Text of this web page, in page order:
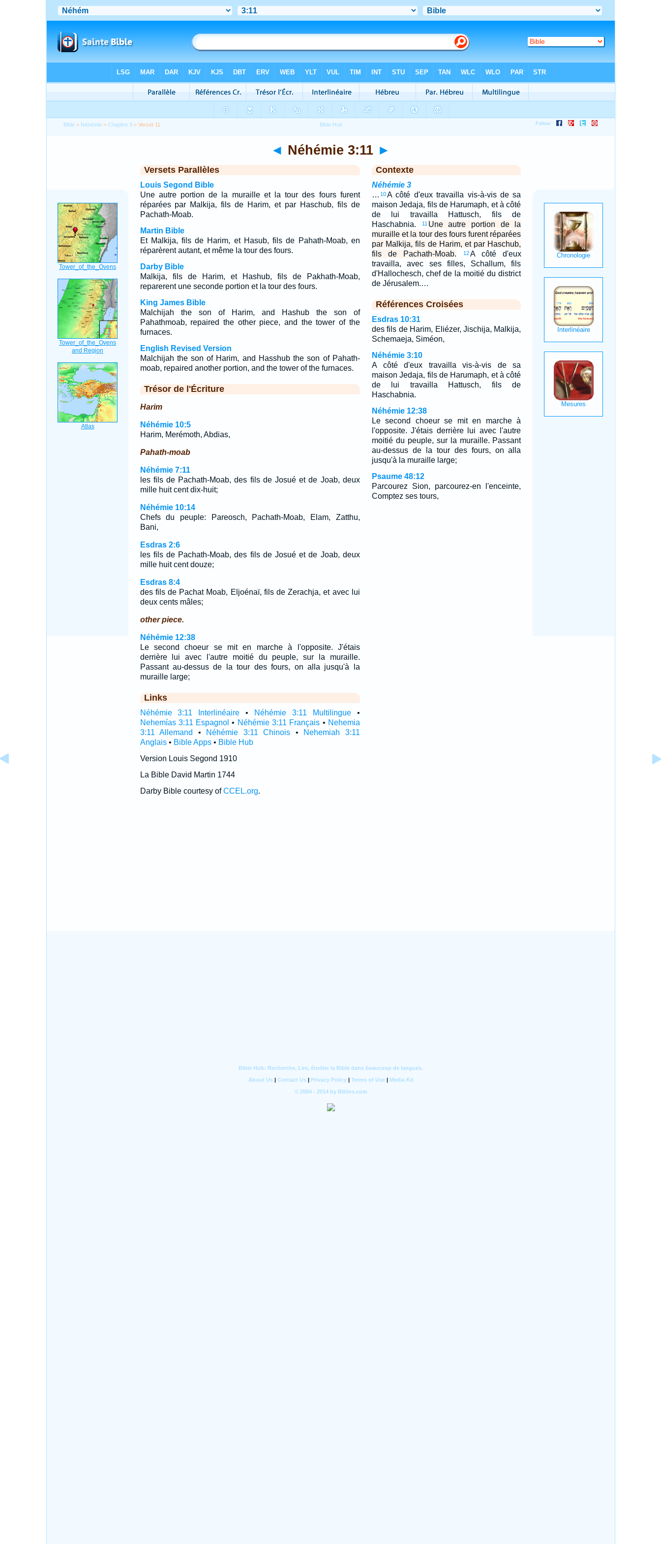
Bible > Néhémie >Chapitre 3 > Verset 11
◄ Néhémie 3:11 ►
Versets Parallèles
Louis Segond Bible
Une autre portion de la muraille et la tour des fours furent
réparées par Malkija, fils de Harim, et par Haschub, fils de
Pachath-Moab.
Martin Bible
Et Malkija, fils de Harim, et Hasub, fils de Pahath-Moab, en
réparèrent autant, et même la tour des fours.
Darby Bible
Malkija, fils de Harim, et Hashub, fils de Pakhath-Moab,
reparerent une seconde portion et la tour des fours.
King James Bible
Malchijah the son of Harim, and Hashub the son of
Pahathmoab, repaired the other piece, and the tower of the
furnaces.
English Revised Version
Malchijah the son of Harim, and Hasshub the son of Pahath-
moab, repaired another portion, and the tower of the furnaces.
Trésor de l'Écriture
Harim
Néhémie 10:5
Harim, Merémoth, Abdias,
Pahath-moab
Néhémie 7:11
les fils de Pachath-Moab, des fils de Josué et de Joab, deux
mille huit cent dix-huit;
Néhémie 10:14
Chefs du peuple: Pareosch, Pachath-Moab, Elam, Zatthu,
Bani,
Esdras 2:6
les fils de Pachath-Moab, des fils de Josué et de Joab, deux
mille huit cent douze;
Esdras 8:4
des fils de Pachat Moab, Eljoénaï, fils de Zerachja, et avec lui
deux cents mâles;
other piece.
Néhémie 12:38
Le second choeur se mit en marche à l'opposite. J'étais
derrière lui avec l'autre moitié du peuple, sur la muraille.
Passant au-dessus de la tour des fours, on alla jusqu'à la
muraille large;
Links
Néhémie 3:11 Interlinéaire • Néhémie 3:11 Multilingue •
Nehemías 3:11 Espagnol • Néhémie 3:11 Français • Nehemia
3:11 Allemand
• Néhémie 3:11 Chinois • Nehemiah 3:11
Anglais• Bible Apps• Bible Hub
Version Louis Segond 1910
La Bible David Martin 1744
Darby Bible courtesy ofCCEL.org.
Contexte
Néhémie 3
… 10A côté d'eux travailla vis-à-vis de sa
maison Jedaja, fils de Harumaph, et à côté
de lui travailla Hattusch, fils de
Haschabnia.
11 Une autre portion de la
muraille et la tour des fours furent réparées
par Malkija, fils de Harim, et par Haschub,
fils de Pachath-Moab.
12A côté d'eux
travailla, avec ses filles, Schallum, fils
d'Hallochesch, chef de la moitié du district
de Jérusalem.…
Références Croisées
Esdras 10:31
des fils de Harim, Eliézer, Jischija, Malkija,
Schemaeja, Siméon,
Néhémie 3:10
A côté d'eux travailla vis-à-vis de sa
maison Jedaja, fils de Harumaph, et à côté
de lui travailla Hattusch, fils de
Haschabnia.
Néhémie 12:38
Le second choeur se mit en marche à
l'opposite. J'étais derrière lui avec l'autre
moitié du peuple, sur la muraille. Passant
au-dessus de la tour des fours, on alla
jusqu'à la muraille large;
Psaume 48:12
Parcourez Sion, parcourez-en l'enceinte,
Comptez ses tours,